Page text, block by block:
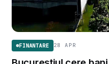
FINANTARE 28 APR